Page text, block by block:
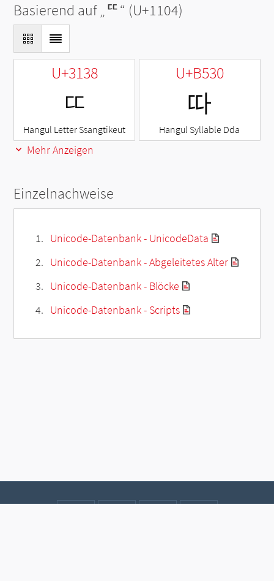
Basierend auf „ᄄ“ (U+1104)
U+3138
ㄸ
Hangul Letter Ssangtikeut
U+B530
따
Hangul Syllable Dda
Mehr Anzeigen
Einzelnachweise
Unicode-Datenbank - UnicodeData
Unicode-Datenbank - Abgeleitetes Alter
Unicode-Datenbank - Blöcke
Unicode-Datenbank - Scripts